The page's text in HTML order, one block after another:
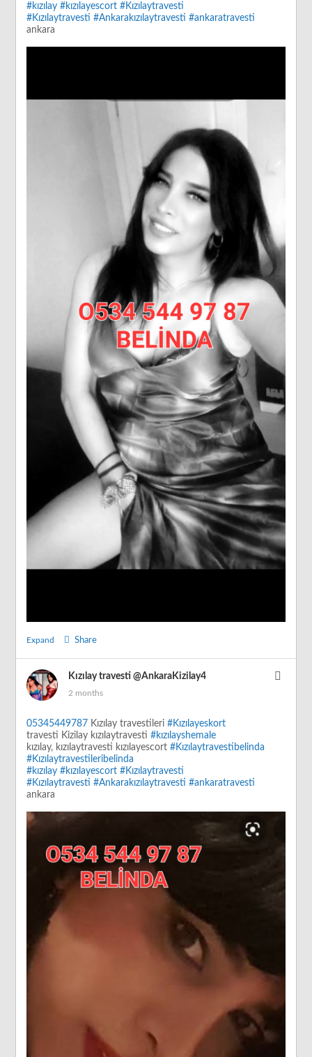
#kızılay #kızılayescort #Kızılaytravesti
#Kızılaytravesti #Ankarakızılaytravesti #ankaratravesti
ankara
Expand Share
Kızılay travesti@AnkaraKizilay4
2 months
05345449787 Kızılay travestileri#Kızılayeskort
travesti Kizilay kızılaytravesti#kızılayshemale
kızılay, kızılaytravesti kızılayescort#Kızılaytravestibelinda
#Kızılaytravestileribelinda
#kızılay #kızılayescort #Kızılaytravesti
#Kızılaytravesti #Ankarakızılaytravesti #ankaratravesti
ankara